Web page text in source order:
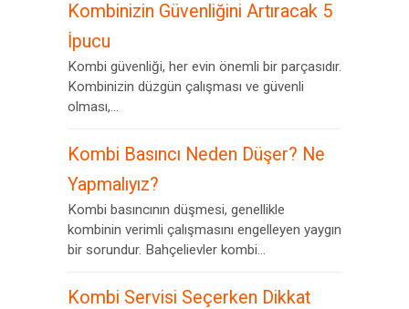
Kombinizin Güvenliğini Artıracak 5
İpucu
Kombi güvenliği, her evin önemli bir parçasıdır.
Kombinizin düzgün çalışması ve güvenli
olması,...
Kombi Basıncı Neden Düşer? Ne
Yapmalıyız?
Kombi basıncının düşmesi, genellikle
kombinin verimli çalışmasını engelleyen yaygın
bir sorundur. Bahçelievler kombi...
Kombi Servisi Seçerken Dikkat